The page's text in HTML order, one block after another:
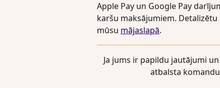
Apple Pay un Google Pay
karšu maksājumiem.
mūsu mājaslapā.
Ja jums ir papildu jautājumi
atbalsta